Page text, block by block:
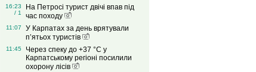
16:23
/ 1
На Петросі турист двічі впав під
час походу
11:07
У Карпатах за день врятували
п’ятьох туристів
11:45
Через спеку до +37 °C у
Карпатському регіоні посилили
охорону лісів